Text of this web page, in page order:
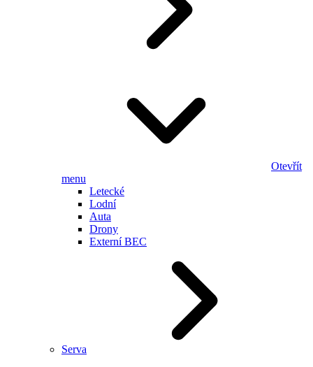
Otevřít
menu
Letecké
Lodní
Auta
Drony
Externí BEC
Serva